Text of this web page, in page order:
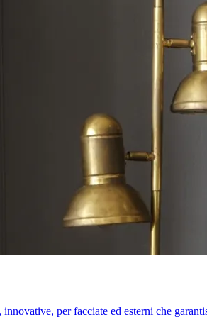
per facciate ed esterni che